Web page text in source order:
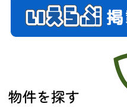
物件を探す